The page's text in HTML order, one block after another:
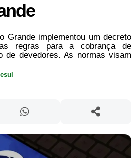
Grande implementou um decreto
regras para a cobrança de
de devedores. As normas visam